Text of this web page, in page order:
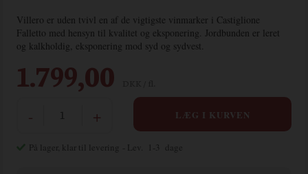
Villero er uden tvivl en af de vigtigste vinmarker i Castiglione
Falletto med hensyn til kvalitet og eksponering. Jordbunden er leret
og kalkholdig, eksponering mod syd og sydvest.
1.799,00
- +
På lager, klar til levering - Lev. 1-3 dage